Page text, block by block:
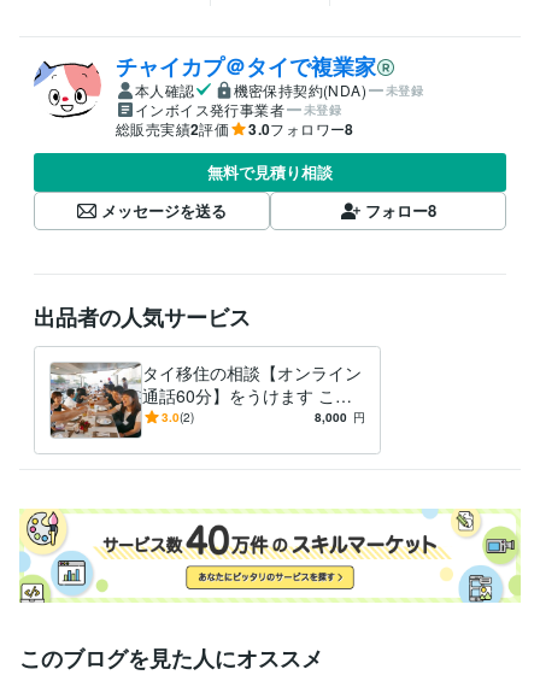
チャイカプ＠タイで複業家
本人確認 機密保持契約(NDA) 未登録
インボイス発行事業者 未登録
総販売実績2評価 3.0フォロワー8
無料で見積り相談
メッセージを送る
フォロー8
出品者の人気サービス
タイ移住の相談【オンライン
通話60分】をうけます これ
からタイに移住・就職・転
3.0(2) 8,000 円
このブログを見た人にオススメ